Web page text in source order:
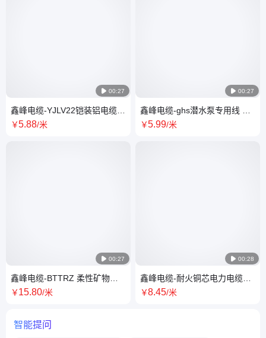
 00:27
鑫峰电缆-YJLV22铠装铝电缆
16-400平方 1~5芯 国标铝电力
￥5.88/米
 00:27
鑫峰电缆-BTTRZ 柔性矿物质
绝缘 防火电缆线 国标多种规格
￥15.80/米
 00:27
鑫峰电缆-ghs潜水泵专用线 防
水耐腐蚀 厂家直接发货
￥5.99/米
 00:28
鑫峰电缆-耐火铜芯电力电缆线
2345芯4/6/10/16/25 平方 YJV
￥8.45/米
智能提问